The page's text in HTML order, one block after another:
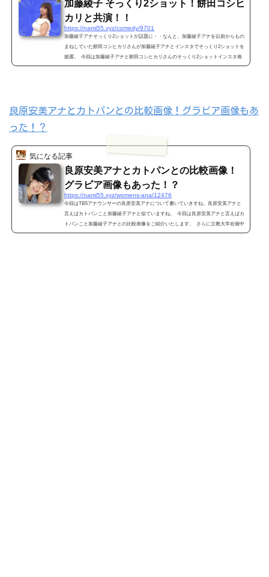
加藤綾子 そっくり2ショット！餅田コシヒ
カリと共演！！
https://nami55.xyz/comedy/9701
加藤綾子アナそっくり2ショットが話題に・・なんと、加藤綾子アナを以前からもの
まねしていた餅田コシヒカリさんが加藤綾子アナとインスタでそっくり2ショットを
披露。 今回は加藤綾子アナと餅田コシヒカリさんのそっくり2ショットインスタ画
像ははもちろん餅田コシヒカリさんの加藤綾子アナものまね画像もご紹介いたしま
良原安美アナとカトパンとの比較画像！グラビア画像もあ
った！？
気になる記事
良原安美アナとカトパンとの比較画像！
グラビア画像もあった！？
https://nami55.xyz/womens-ana/12476
今回はTBSアナウンサーの良原安美アナについて書いていきすね。良原安美アナと
言えばカトパンこと加藤綾子アナと似ていますね。 今回は良原安美アナと言えばカ
トパンこと加藤綾子アナとの比較画像をご紹介いたします。 さらに立教大学在籍中
には現在、フジテレビでアナウンサーとして活躍中の井上清華アナとグラビア撮影